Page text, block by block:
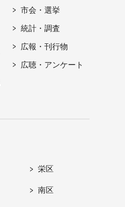
市会・選挙
統計・調査
広報・刊行物
広聴・アンケート
栄区
南区